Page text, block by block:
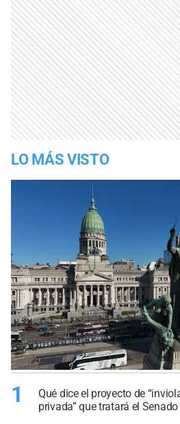
LO MÁS VISTO
1
Qué dice el proyecto de
privada” que tratará el Senado